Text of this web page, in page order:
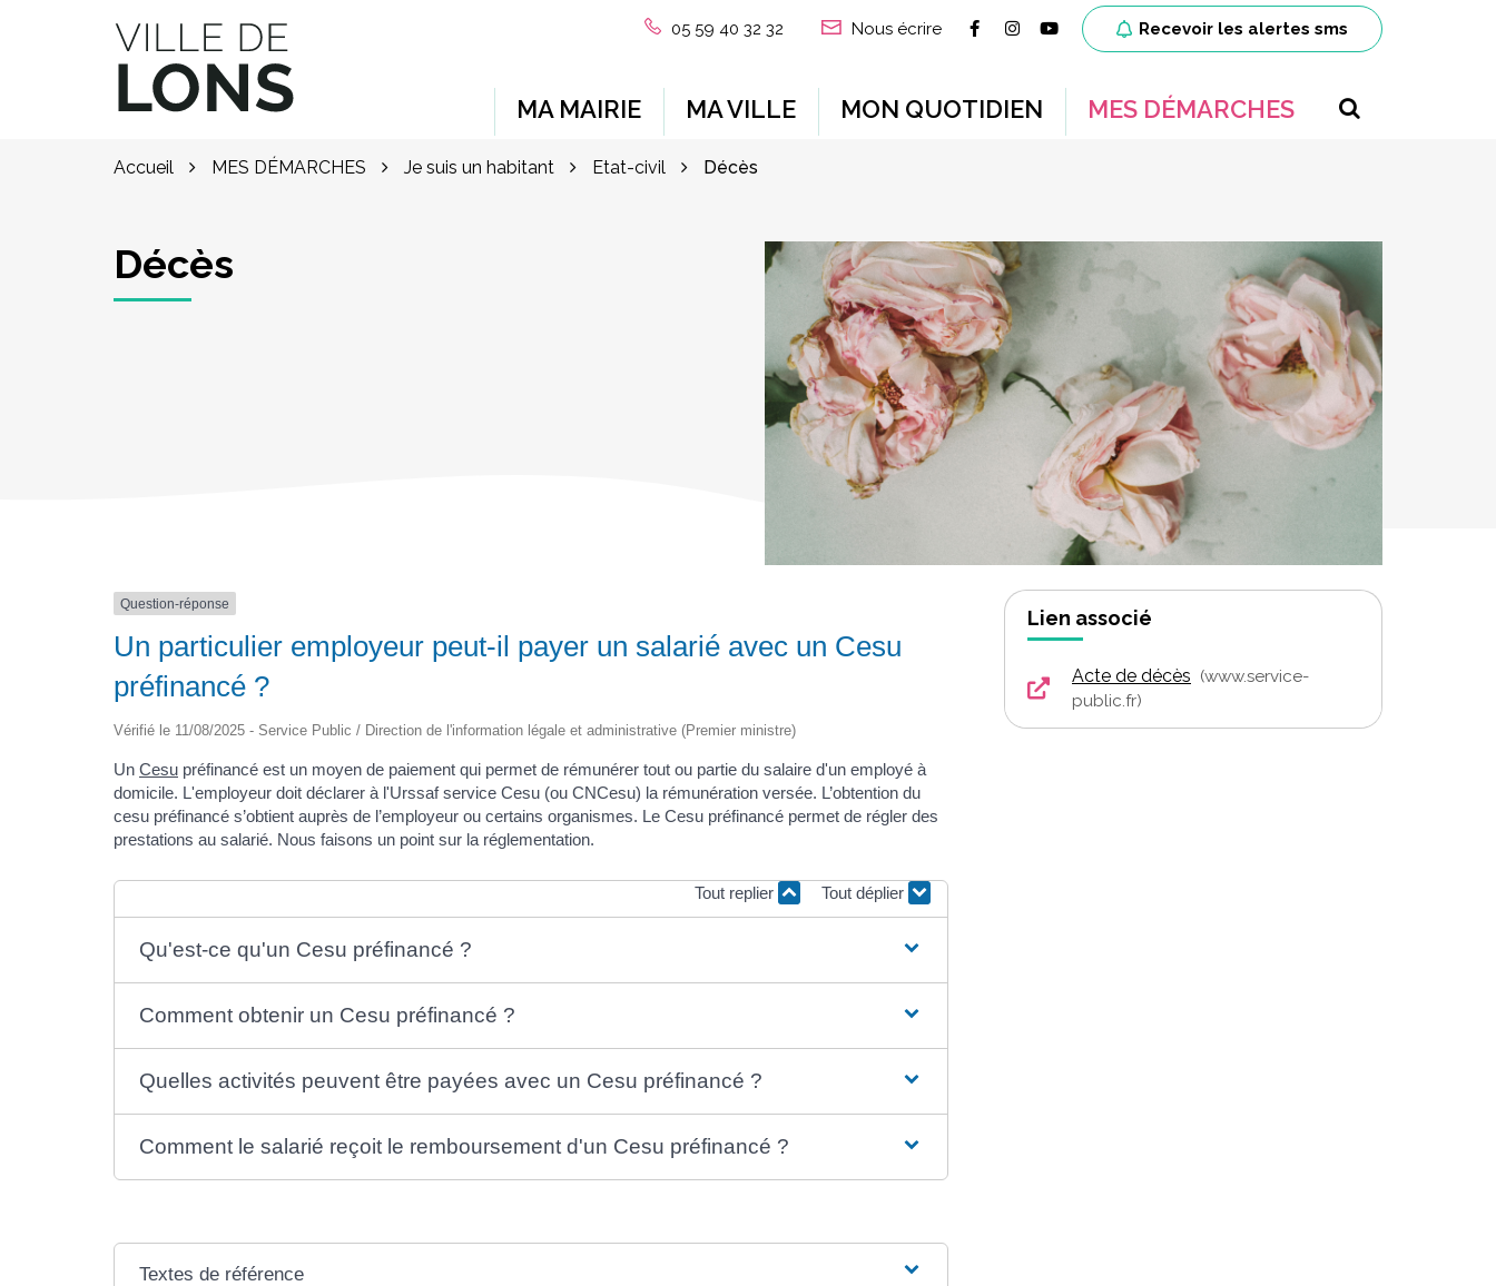
05 59 40 32 32 Nous écrire Lien vers le compte Facebook
Lien vers le compte Instagram
Lien vers la chaîne Youtube
Recevoir les alertes sms
Site officiel de la ville de Lons (64)
MA MAIRIE MA VILLE MON QUOTIDIEN MES DÉMARCHES
Accueil MES DÉMARCHES Je suis un habitant Etat-civil Décès
Décès
Question-réponse
Un particulier employeur peut-il payer un salarié avec un Cesu
préfinancé ?
Vérifié le 11/08/2025 - Service Public / Direction de l'information légale et administrative (Premier ministre)
Un Cesu préfinancé est un moyen de paiement qui permet de rémunérer tout ou partie du salaire d'un employé à
domicile. L'employeur doit déclarer à l'Urssaf service Cesu (ou CNCesu) la rémunération versée. L’obtention du
cesu préfinancé s’obtient auprès de l’employeur ou certains organismes. Le Cesu préfinancé permet de régler des
prestations au salarié. Nous faisons un point sur la réglementation.
Tout replier Tout déplier
Qu'est-ce qu'un Cesu préfinancé ?
Comment obtenir un Cesu préfinancé ?
Quelles activités peuvent être payées avec un Cesu préfinancé ?
Comment le salarié reçoit le remboursement d'un Cesu préfinancé ?
Textes de référence
Lien associé
Acte de décès
www.service-
public.fr